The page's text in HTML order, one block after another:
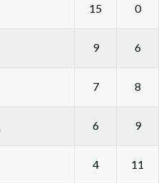
15 0
9 6
7 8
6 9
4 11